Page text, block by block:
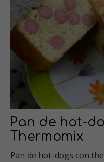
Pan de hot-
Thermomix
Pan de hot-dogs con